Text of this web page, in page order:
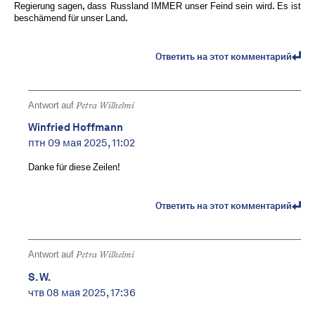
Regierung sagen, dass Russland IMMER unser Feind sein wird. Es ist
beschämend für unser Land.
Ответить на этот комментарий
Antwort auf Petra Wilhelmi
Winfried Hoffmann
птн 09 мая 2025, 11:02
Danke für diese Zeilen!
Ответить на этот комментарий
Antwort auf Petra Wilhelmi
S. W.
чтв 08 мая 2025, 17:36